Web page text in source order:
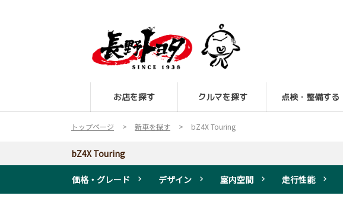
お店を探す クルマを探す 点検・整備する
トップページ 新車を探す bZ4X Touring
bZ4X Touring
価格・グレード デザイン 室内空間 走行性能